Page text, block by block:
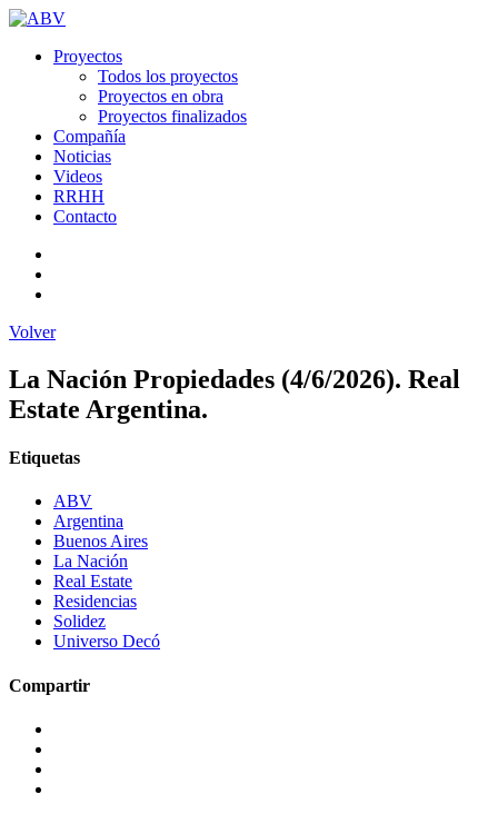
Proyectos
Todos los proyectos
Proyectos en obra
Proyectos finalizados
Compañía
Noticias
Videos
RRHH
Contacto
Volver
La Nación Propiedades (4/6/2026). Real
Estate Argentina.
Etiquetas
ABV
Argentina
Buenos Aires
La Nación
Real Estate
Residencias
Solidez
Universo Decó
Compartir